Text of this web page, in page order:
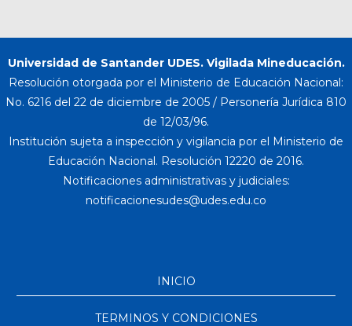
Universidad de Santander UDES. Vigilada Mineducación.
Resolución otorgada por el Ministerio de Educación Nacional:
No. 6216 del 22 de diciembre de 2005 / Personería Jurídica 810
de 12/03/96.
Institución sujeta a inspección y vigilancia por el Ministerio de
Educación Nacional. Resolución 12220 de 2016.
Notificaciones administrativas y judiciales:
INICIO
TERMINOS Y CONDICIONES